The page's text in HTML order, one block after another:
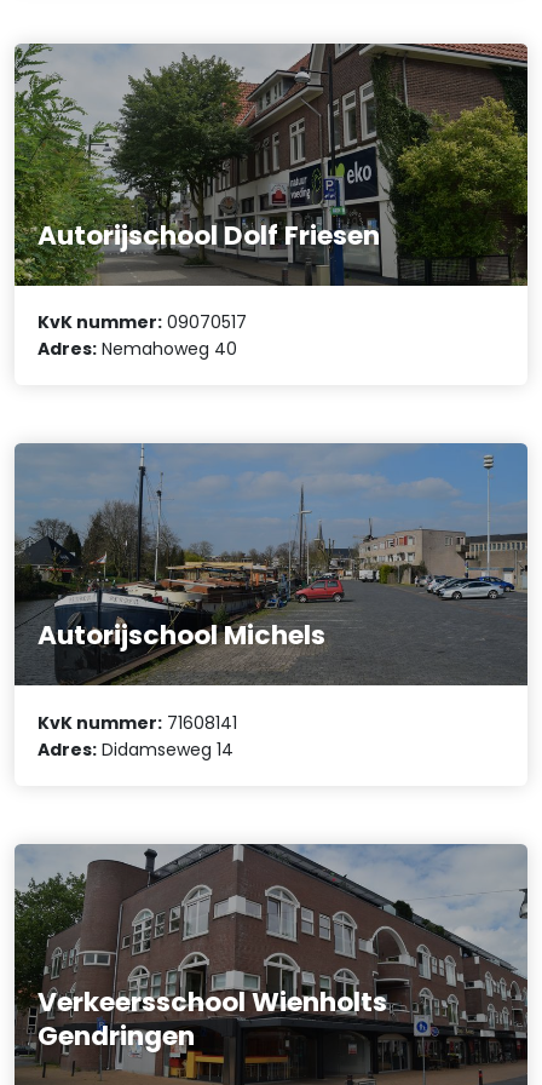
Autorijschool Dolf Friesen
KvK nummer: 09070517
Adres: Nemahoweg 40
Autorijschool Michels
KvK nummer: 71608141
Adres: Didamseweg 14
Verkeersschool Wienholts
Gendringen